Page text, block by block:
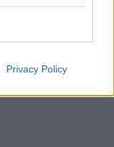
Privacy Policy